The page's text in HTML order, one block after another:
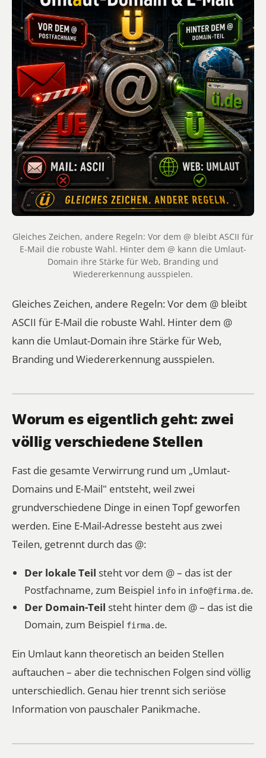
Gleiches Zeichen, andere Regeln: Vor dem @ bleibt ASCII für
E-Mail die robuste Wahl. Hinter dem @ kann die Umlaut-
Domain ihre Stärke für Web, Branding und
Wiedererkennung ausspielen.
Gleiches Zeichen, andere Regeln: Vor dem @ bleibt
ASCII für E-Mail die robuste Wahl. Hinter dem @
kann die Umlaut-Domain ihre Stärke für Web,
Branding und Wiedererkennung ausspielen.
Worum es eigentlich geht: zwei
völlig verschiedene Stellen
Fast die gesamte Verwirrung rund um „Umlaut-
Domains und E-Mail" entsteht, weil zwei
grundverschiedene Dinge in einen Topf geworfen
werden. Eine E-Mail-Adresse besteht aus zwei
Teilen, getrennt durch das @:
Der lokale Teil stehtvordem @ – das ist der
Postfachname, zum Beispiel infoin info@firma.de.
Der Domain-Teil steht hinterdem @ – das ist die
Domain, zum Beispiel firma.de.
Ein Umlaut kann theoretisch an beiden Stellen
auftauchen – aber die technischen Folgen sind völlig
unterschiedlich. Genau hier trennt sich seriöse
Information von pauschaler Panikmache.